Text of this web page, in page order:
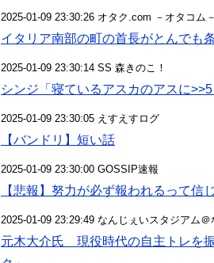
2025-01-09 23:30:26 オタク.com －オタコム－
イタリア南部の町の首長がとんでも
2025-01-09 23:30:14 SS 森きのこ！
シンジ「寝ているアスカのアスに>>5
2025-01-09 23:30:05 えすえすログ
【バンドリ】短い話
2025-01-09 23:30:00 GOSSIP速報
【悲報】努力が必ず報われるって
2025-01-09 23:29:49 なんじぇいスタジアム＠
元木大介氏 現役時代の自主トレを